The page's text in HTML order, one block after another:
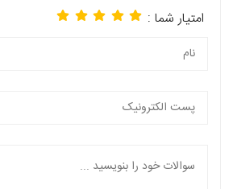
امتیار شما :